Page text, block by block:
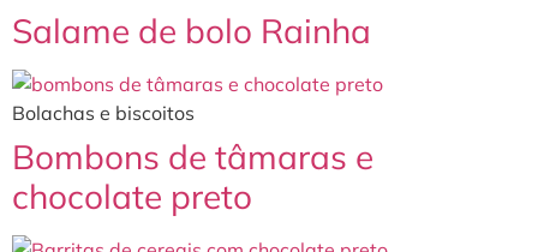
Salame de bolo Rainha
Bolachas e biscoitos
Bombons de tâmaras e
chocolate preto